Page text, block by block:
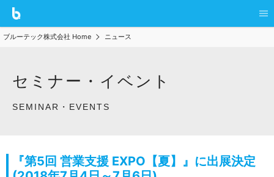
ブルーテック株式会社 Home ニュース
セミナー・イベント
SEMINAR・EVENTS
『第5回 営業支援 EXPO【夏】』に出展決定